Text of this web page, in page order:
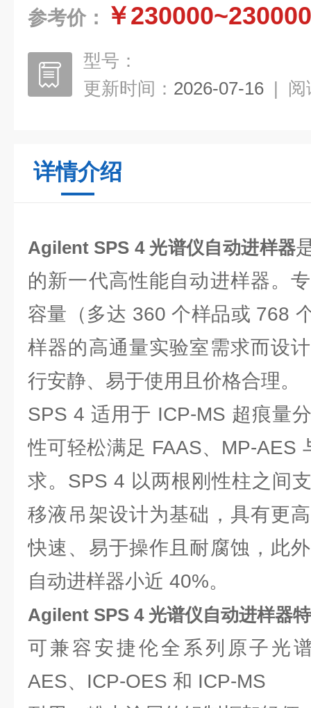
参考价： ￥230000~230000
型号：
更新时间： 2026-07-16 | 阅
详情介绍
Agilent SPS 4 光谱仪自动进样器
的新一代高性能自动进样器。
容量（多达 360 个样品或 768
样器的高通量实验室需求而设
行安静、易于使用且价格合理。
SPS 4 适用于 ICP-MS 超痕量
性可轻松满足 FAAS、MP-AES
求。SPS 4 以两根刚性柱之间
移液吊架设计为基础，具有更
快速、易于操作且耐腐蚀，此
自动进样器小近 40%。
Agilent SPS 4 光谱仪自动进样器
可兼容安捷伦全系列原子光
AES、ICP-OES 和 ICP-MS